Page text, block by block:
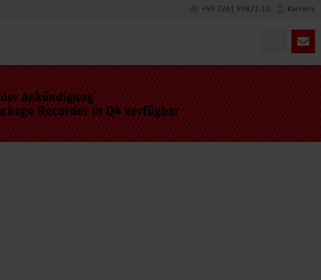
+49 2261 99822-10 Karriere
Ankündigung
Recorder in Q4 verfügbar